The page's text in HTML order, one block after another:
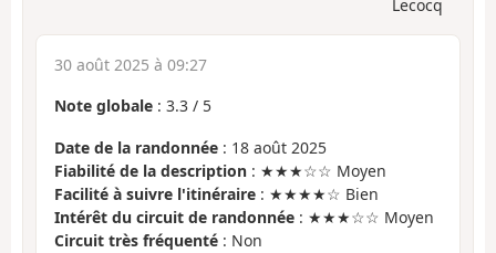
Lecocq
30 août 2025 à 09:27
Note globale : 3.3 / 5
Date de la randonnée : 18 août 2025
Fiabilité de la description : ★★★☆☆ Moyen
Facilité à suivre l'itinéraire : ★★★★☆ Bien
Intérêt du circuit de randonnée : ★★★☆☆ Moyen
Circuit très fréquenté : Non